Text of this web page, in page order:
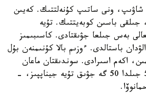
ونى ساتىپ كۇنەلتتىك. كەيىن
باسىن كوبەيتتىك. تۇيە
بەس جىلعا جۋىقتادى. كاسىبىمىز
باستالدى. ءوزىم بالا كۇنىمنەن بۇل
اكەم اسىرادى. سوندىقتان ماعان
تاڭسىق بولعان جوق. 5 جىلدا 50 گە جۋىق تۇيە جيناپپىز، -